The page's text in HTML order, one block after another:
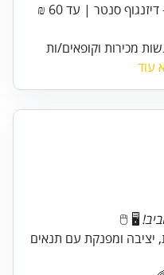
אנשי/נשות מכירות וקופאים/ות — דיזנגוף סנטר | עד 60 ₪
מכירות וקופאים/ות
עוד
🖥️ 🖱️
יציבה ומפנקת עם תנאים